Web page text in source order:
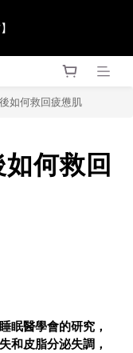
2024 Professional
如何救回疲憊肌
何救回
眠醫學會的研究，
和皮脂分泌失調，